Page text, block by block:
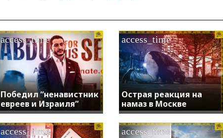
Победил “ненавистник
евреев и Израиля”
access_time
Острая реакция на
намаз в Москве
access_time
access_time access_time